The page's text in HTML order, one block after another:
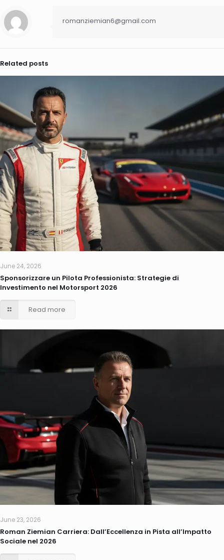
romanziemian6@gmail.com
Related posts
June 24, 2026
Sponsorizzare un Pilota Professionista: Strategie di
Investimento nel Motorsport 2026
Read more
June 23, 2026
Roman Ziemian Carriera: Dall’Eccellenza in Pista all’Impatto
Sociale nel 2026